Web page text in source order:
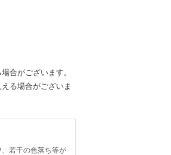
合がございます。
る場合がございま
若干の色落ち等が